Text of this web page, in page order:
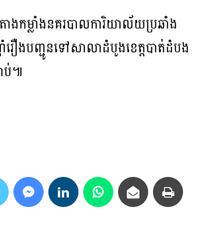
ាងកម្លាំងនគរបាលការិយាល័យប្រឆាំង
បញ្ជូនទៅសាលាដំបូងខេត្តបាត់ដំបង
ប់៕